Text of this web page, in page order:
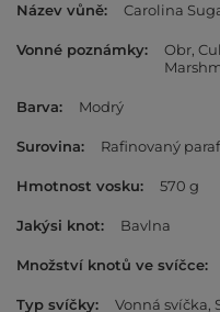
Název vůně Carolina
Vonné poznámky Obr
Barva Modrý
Surovina Rafinovaný
Hmotnost vosku 570 g
Jakýsi knot Bavlna
Množství knotů ve svíčce
Typ svíčky Vonná svíčka